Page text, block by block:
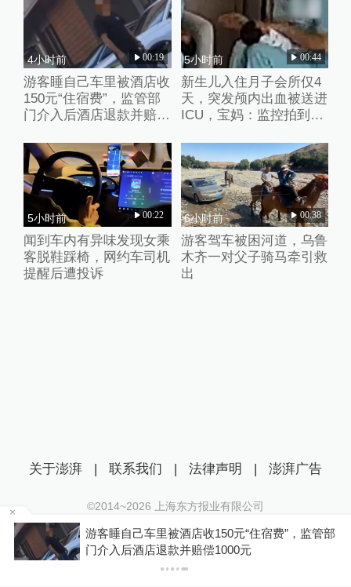
4小时前 00:19
游客睡自己车里被酒店收
150元“住宿费”，监管部
门介入后酒店退款并赔偿
5小时前 00:44
新生儿入住月子会所仅4
天，突发颅内出血被送进
ICU，宝妈：监控拍到护
5小时前 00:22
闻到车内有异味发现女乘
客脱鞋踩椅，网约车司机
提醒后遭投诉
6小时前 00:38
游客驾车被困河道，乌鲁
木齐一对父子骑马牵引救
出
你有权知道更多
下载澎湃新闻客户端
”，监管部
关于澎湃 | 联系我们 | 法律声明 | 澎湃广告
©2014~2026 上海东方报业有限公司
沪ICP证：沪B2-20170116 | 沪ICP备14003370号
互联网新闻信息服务许可证：31120170006
沪公网安备 31010602000299号